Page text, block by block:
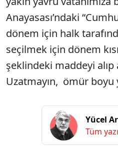
Anayasası’ndaki
dönem için halk
seçilmek için dönem
şeklindeki maddeyi alıp
Uzatmayın, ömür boyu
Yücel
Tüm